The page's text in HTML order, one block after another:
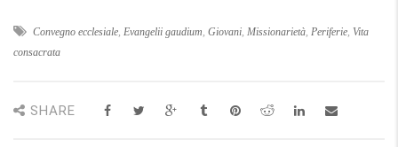
Convegno ecclesiale, Evangelii gaudium, Giovani, Missionarietà, Periferie, Vita
consacrata
SHARE